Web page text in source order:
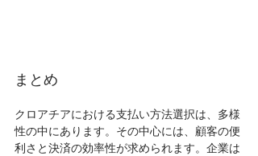
まとめ
クロアチアにおける支払い方法選択は、多様
性の中にあります。その中心には、顧客の便
利さと決済の効率性が求められます。企業は